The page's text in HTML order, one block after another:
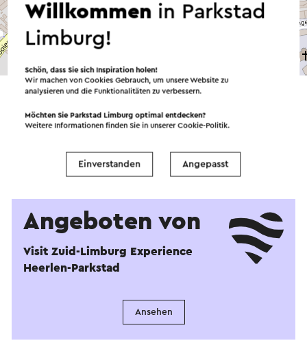
→ Planen Sie Ihre Route
Angeboten von
Visit Zuid-Limburg Experience
Heerlen-Parkstad
Ansehen
Willkommen in Parkstad
Limburg!
Schön, dass Sie sich Inspiration holen!
Wir machen von Cookies Gebrauch, um unsere Website zu
analysieren und die Funktionalitäten zu verbessern.
Möchten Sie Parkstad Limburg optimal entdecken?
Weitere Informationen finden Sie in unsererCookie-Politik.
Einverstanden Angepasst